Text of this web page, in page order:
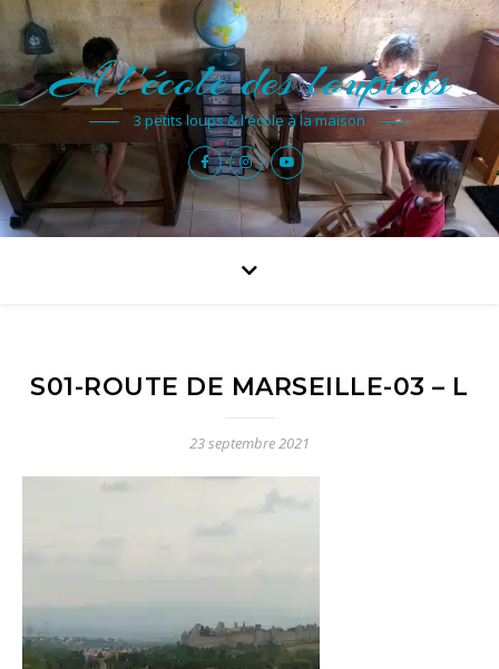
A l'école des loupiots
3 petits loups & l'école à la maison
S01-ROUTE DE MARSEILLE-03 – L
23 septembre 2021